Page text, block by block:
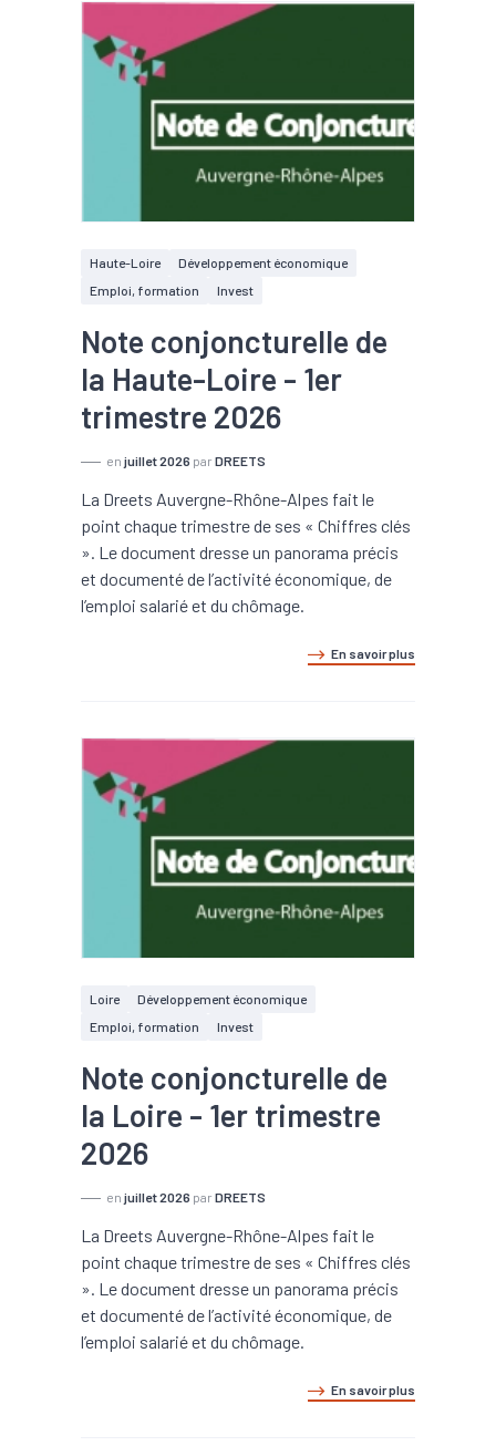
Haute-Loire
Développement économique
Emploi, formation
Invest
Note conjoncturelle de
la Haute-Loire - 1er
trimestre 2026
en juillet 2026 par DREETS
La Dreets Auvergne-Rhône-Alpes fait le
point chaque trimestre de ses « Chiffres clés
». Le document dresse un panorama précis
et documenté de l’activité économique, de
l’emploi salarié et du chômage.
En savoir plus
Loire
Développement économique
Emploi, formation
Invest
Note conjoncturelle de
la Loire - 1er trimestre
2026
en juillet 2026 par DREETS
La Dreets Auvergne-Rhône-Alpes fait le
point chaque trimestre de ses « Chiffres clés
». Le document dresse un panorama précis
et documenté de l’activité économique, de
l’emploi salarié et du chômage.
En savoir plus